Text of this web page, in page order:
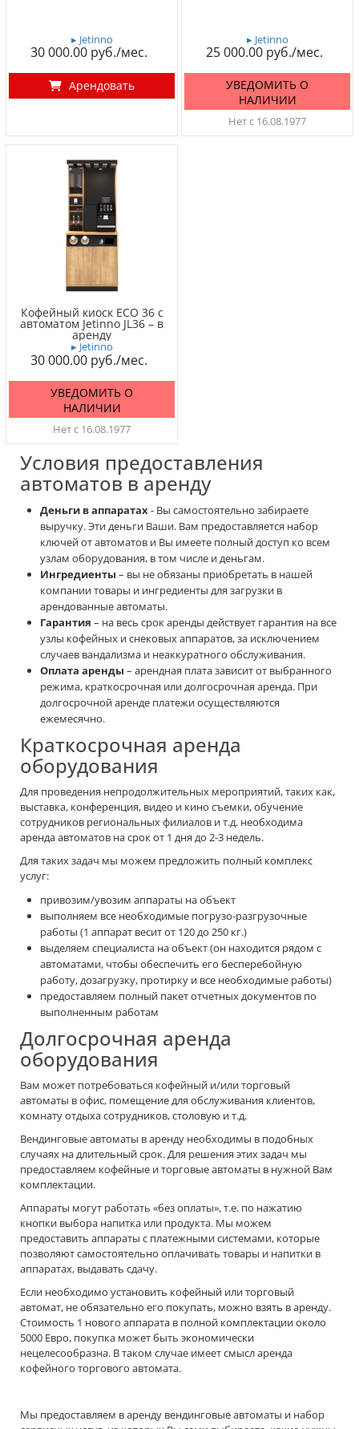
▸ Jetinno
30 000.00
Арендовать
▸ Jetinno
25 000.00
УВЕДОМИТЬ О
НАЛИЧИИ
Нет с 16.08.1977
Кофейный киоск ECO 36 с
автоматом Jetinno JL36 – в
аренду
▸ Jetinno
30 000.00
УВЕДОМИТЬ О
НАЛИЧИИ
Нет с 16.08.1977
Условия предоставления
автоматов в аренду
Деньги в аппаратах- Вы самостоятельно забираете
выручку. Эти деньги Ваши. Вам предоставляется набор
ключей от автоматов и Вы имеете полный доступ ко всем
узлам оборудования, в том числе и деньгам.
Ингредиенты – вы не обязаны приобретать в нашей
компании товары и ингредиенты для загрузки в
арендованные автоматы.
Гарантия – на весь срок аренды действует гарантия на все
узлы кофейных и снековых аппаратов, за исключением
случаев вандализма и неаккуратного обслуживания.
Оплата аренды – арендная плата зависит от выбранного
режима, краткосрочная или долгосрочная аренда. При
долгосрочной аренде платежи осуществляются
ежемесячно.
Краткосрочная аренда
оборудования
Для проведения непродолжительных мероприятий, таких как,
выставка, конференция, видео и кино съемки, обучение
сотрудников региональных филиалов и т.д. необходима
аренда автоматов на срок от 1 дня до 2-3 недель.
Для таких задач мы можем предложить полный комплекс
услуг:
привозим/увозим аппараты на объект
выполняем все необходимые погрузо-разгрузочные
работы (1 аппарат весит от 120 до 250 кг.)
выделяем специалиста на объект (он находится рядом с
автоматами, чтобы обеспечить его бесперебойную
работу, дозагрузку, протирку и все необходимые работы)
предоставляем полный пакет отчетных документов по
выполненным работам
Долгосрочная аренда
оборудования
Вам может потребоваться кофейный и/или торговый
автоматы в офис, помещение для обслуживания клиентов,
комнату отдыха сотрудников, столовую и т.д.
Вендинговые автоматы в аренду необходимы в подобных
случаях на длительный срок. Для решения этих задач мы
предоставляем кофейные и торговые автоматы в нужной Вам
комплектации.
Аппараты могут работать «без оплаты», т.е. по нажатию
кнопки выбора напитка или продукта. Мы можем
предоставить аппараты с платежными системами, которые
позволяют самостоятельно оплачивать товары и напитки в
аппаратах, выдавать сдачу.
Если необходимо установить кофейный или торговый
автомат, не обязательно его покупать, можно взять в аренду.
Стоимость 1 нового аппарата в полной комплектации около
5000 Евро, покупка может быть экономически
нецелесообразна. В таком случае имеет смысл аренда
кофейного торгового автомата.
Мы предоставляем в аренду вендинговые автоматы и набор